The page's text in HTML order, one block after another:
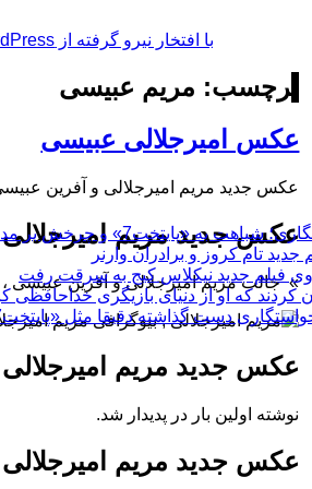
و چرخش بر مدار تکرار
که او از دنیای بازیگری خداحافظی
گذاشته دقیقا مثل «پایتخت7» | برمدار تکرار
برچسب: مریم عبیسی
عکس امیرجلالی عبیسی
عکس جدید مریم امیرجلالی و آفرین
عکس جدید مریم
» جالب مریم امیرجلالی و آفرین عبیسی ،
عکس جدید مریم
نوشته اولین بار در پدیدار شد.
عکس جدید مریم
با افتخار نیرو گرفته از WordPress